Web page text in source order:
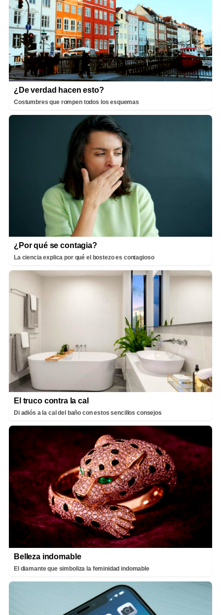
¿De verdad hacen esto?
Costumbres que rompen todos los esquemas
¿Por qué se contagia?
La ciencia explica por qué el bostezo es contagioso
El truco contra la cal
Di adiós a la cal del baño con estos sencillos consejos
Belleza indomable
El diamante que simboliza la feminidad indomable